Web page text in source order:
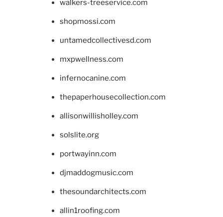
walkers-treeservice.com
shopmossi.com
untamedcollectivesd.com
mxpwellness.com
infernocanine.com
thepaperhousecollection.com
allisonwillisholley.com
solslite.org
portwayinn.com
djmaddogmusic.com
thesoundarchitects.com
allin1roofing.com